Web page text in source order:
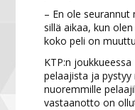
– En ole
sillä aikaa, kun
koko peli on
KTP:n
pelaajista ja
nuoremmille
vastaanotto on